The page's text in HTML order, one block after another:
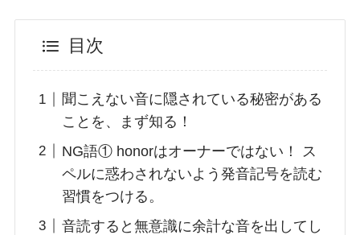
目次
聞こえない音に隠されている秘密がある
ことを、まず知る！
NG語① honorはオーナーではない！ ス
ペルに惑わされないよう発音記号を読む
習慣をつける。
音読すると無意識に余計な音を出してし